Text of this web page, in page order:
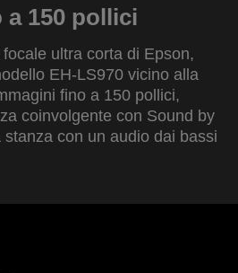
150 pollici
ultra corta di Epson,
EH-LS970 vicino alla
fino a 150 pollici,
coinvolgente con Sound by
con un audio dai bassi